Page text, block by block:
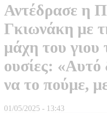
Αντέδρασε η
Γκιωνάκη με
μάχη του γιου
ουσίες: «Αυτό
να το πούμε,
01/05/2025 - 13:43